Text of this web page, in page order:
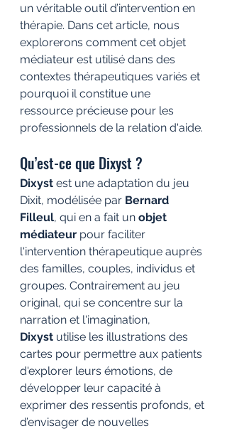
un véritable outil d’intervention en
thérapie. Dans cet article, nous
explorerons comment cet objet
médiateur est utilisé dans des
contextes thérapeutiques variés et
pourquoi il constitue une
ressource précieuse pour les
professionnels de la relation d'aide.
Qu’est-ce que Dixyst ?
Dixyst est une adaptation du jeu
Dixit, modélisée par Bernard
Filleul, qui en a fait un objet
médiateur pour faciliter
l'intervention thérapeutique auprès
des familles, couples, individus et
groupes. Contrairement au jeu
original, qui se concentre sur la
narration et l'imagination,
Dixyst utilise les illustrations des
cartes pour permettre aux patients
d'explorer leurs émotions, de
développer leur capacité à
exprimer des ressentis profonds, et
d’envisager de nouvelles